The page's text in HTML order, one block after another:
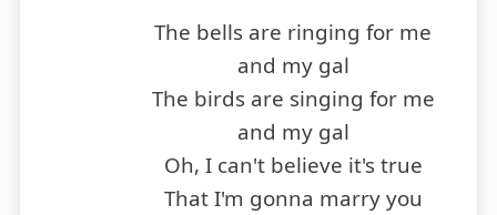
The bells are ringing for me
and my gal
The birds are singing for me
and my gal
Oh, I can't believe it's true
That I'm gonna marry you